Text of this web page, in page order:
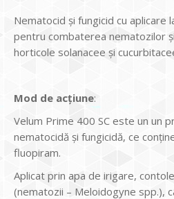
Nematocid şi fungicid cu aplicare
pentru combaterea nematozilor
horticole solanacee şi
Mod de acţiune:
Velum Prime 400 SC este un un
nematocidă şi fungicidă, ce
fluopiram.
Aplicat prin apa de irigare,
(nematozii – Meloidogyne spp.),